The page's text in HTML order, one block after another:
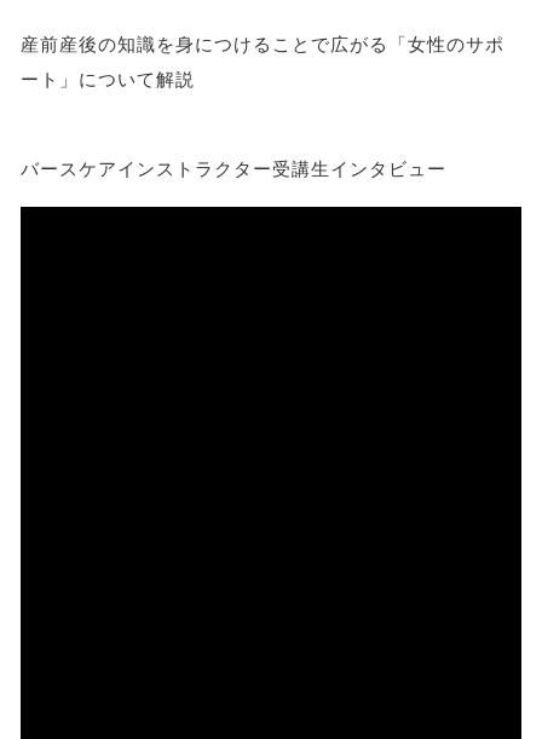
産前産後の知識を身につけることで広がる「女性のサポ
ート」について解説
バースケアインストラクター受講生インタビュー